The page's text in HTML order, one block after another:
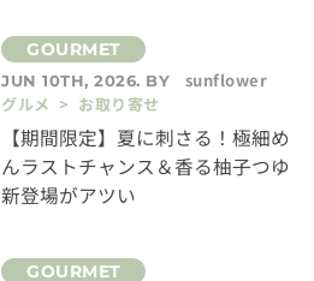
JUN 10TH, 2026. BY
sunflower
グルメ > お取り寄せ
【期間限定】夏に刺さる！極細め
んラストチャンス＆香る柚子つゆ
新登場がアツい